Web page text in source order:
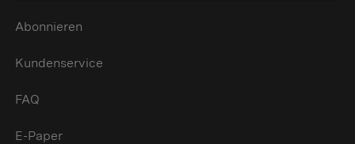
Abonnieren
Kundenservice
FAQ
E-Paper